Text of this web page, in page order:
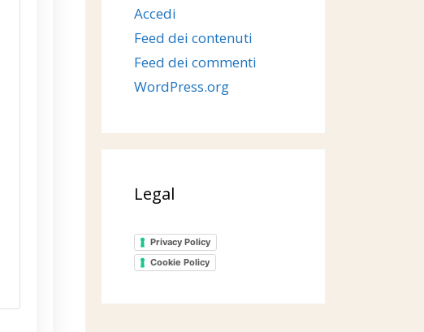
Accedi
Feed dei contenuti
Feed dei commenti
WordPress.org
Legal
Privacy Policy
Cookie Policy